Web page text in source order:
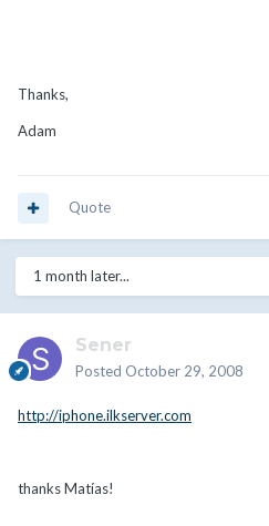
Thanks,
Adam
Quote
1 month later...
Sener
Posted October 29, 2008
http://iphone.ilkserver.com
thanks Matías!